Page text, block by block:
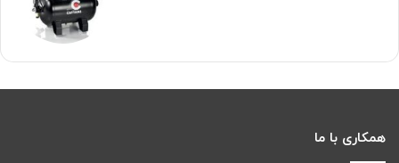
همکاری با ما